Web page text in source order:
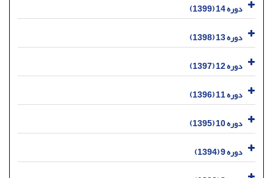
دوره 14 (1399)
دوره 13 (1398)
دوره 12 (1397)
دوره 11 (1396)
دوره 10 (1395)
دوره 9 (1394)